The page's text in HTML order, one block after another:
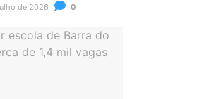
de 2026 0